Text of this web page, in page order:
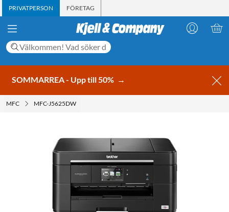
PRIVATPERSON FÖRETAG
SOMMARREA - Upp till 50% →
MFC MFC-J5625DW